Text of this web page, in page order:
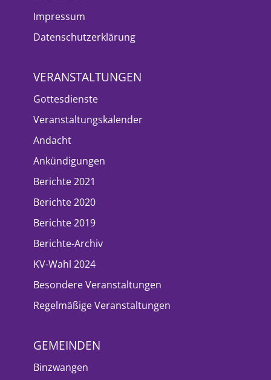
Impressum
Datenschutzerklärung
VERANSTALTUNGEN
Gottesdienste
Veranstaltungskalender
Andacht
Ankündigungen
Berichte 2021
Berichte 2020
Berichte 2019
Berichte-Archiv
KV-Wahl 2024
Besondere Veranstaltungen
Regelmäßige Veranstaltungen
GEMEINDEN
Binzwangen